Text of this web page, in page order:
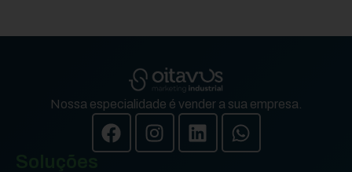
Nossa especialidade é vender a sua empresa.